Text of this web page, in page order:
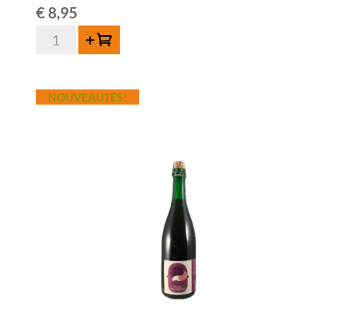
€8,95
quantité
Rosé
de
Ajouter au panier
NOUVEAUTÉS!